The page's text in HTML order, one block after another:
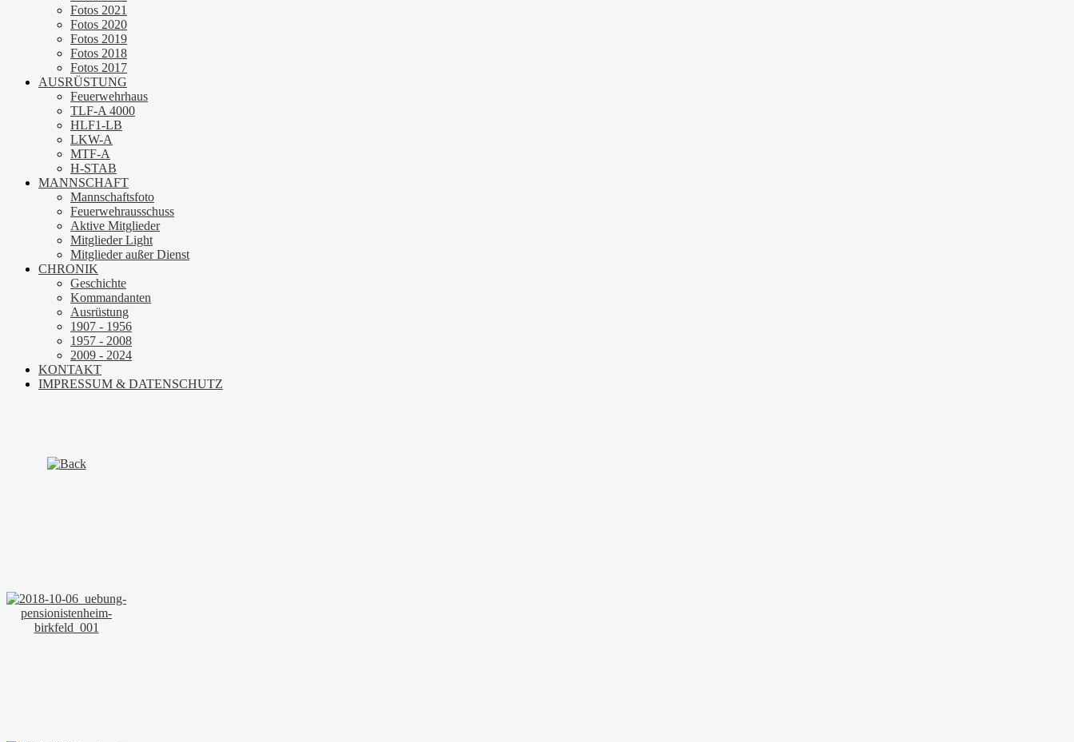
Fotos 2021
Fotos 2020
Fotos 2019
Fotos 2018
Fotos 2017
AUSRÜSTUNG
Feuerwehrhaus
TLF-A 4000
HLF1-LB
LKW-A
MTF-A
H-STAB
MANNSCHAFT
Mannschaftsfoto
Feuerwehrausschuss
Aktive Mitglieder
Mitglieder Light
Mitglieder außer Dienst
CHRONIK
Geschichte
Kommandanten
Ausrüstung
1907 - 1956
1957 - 2008
2009 - 2024
KONTAKT
IMPRESSUM & DATENSCHUTZ